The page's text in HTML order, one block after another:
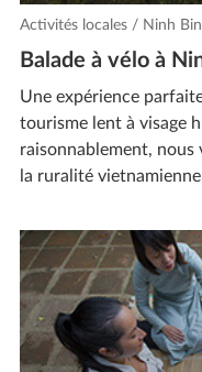
Activités locales / Ninh
Balade à vélo à
Une expérience
tourisme lent à visage
raisonnablement, nous
la ruralité